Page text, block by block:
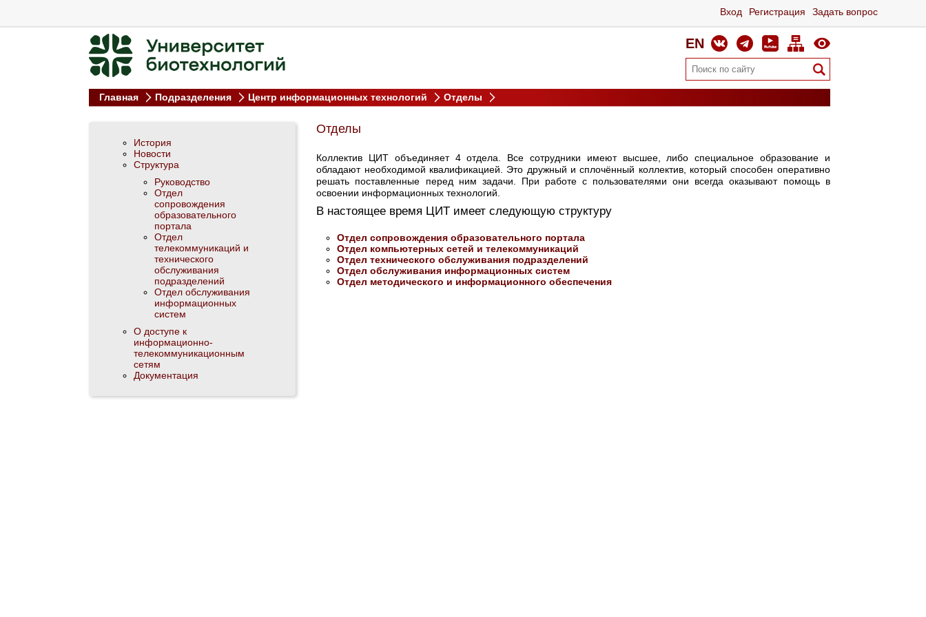
Вход Регистрация Задать вопрос
EN
Главная Подразделения Центр информационных технологий Отделы
История
Новости
Структура
Руководство
Отдел
сопровождения
образовательного
портала
Отдел
телекоммуникаций и
технического
обслуживания
подразделений
Отдел обслуживания
информационных
систем
О доступе к
информационно-
телекоммуникационным
сетям
Документация
Отделы
Коллектив ЦИТ объединяет 4 отдела. Все сотрудники имеют высшее, либо специальное образование и
обладают необходимой квалификацией. Это дружный и сплочённый коллектив, который способен оперативно
решать поставленные перед ним задачи. При работе с пользователями они всегда оказывают помощь в
освоении информационных технологий.
В настоящее время ЦИТ имеет следующую структуру
Отдел сопровождения образовательного портала
Отдел компьютерных сетей и телекоммуникаций
Отдел технического обслуживания подразделений
Отдел обслуживания информационных систем
Отдел методического и информационного обеспечения